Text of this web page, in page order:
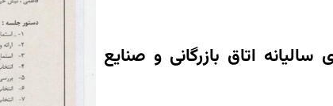
اتاق بازرگانی و صنایع